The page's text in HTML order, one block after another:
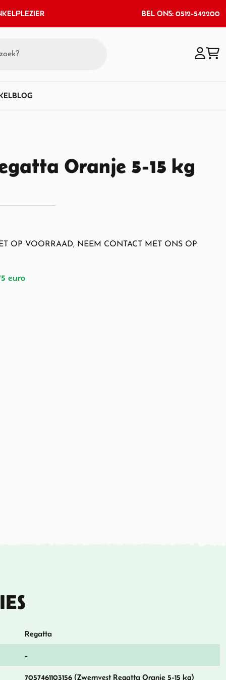
BEL ONS: 0512-542200
BLOG
Oranje 5-15 kg
OP VOORRAAD, NEEM CONTACT MET ONS OP
euro
Regatta
-
7057461103156 (Zwemvest Regatta Oranje 5-15 kg)